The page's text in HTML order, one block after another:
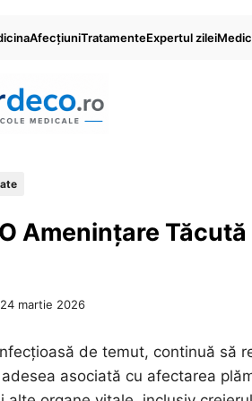
AfecțiuniTratamenteExpertul zilei
Amenințare
24 martie 2026
de temut, continuă să
asociată cu afectarea